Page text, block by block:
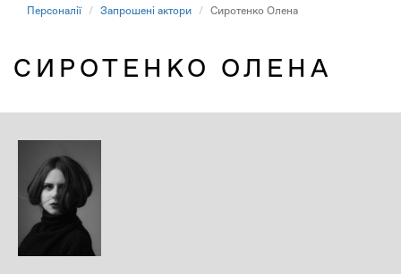
Персоналії Запрошені актори Сиротенко Олена
СИРОТЕНКО ОЛЕНА